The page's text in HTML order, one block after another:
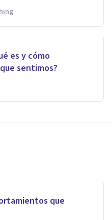
es y cómo
sentimos?
que